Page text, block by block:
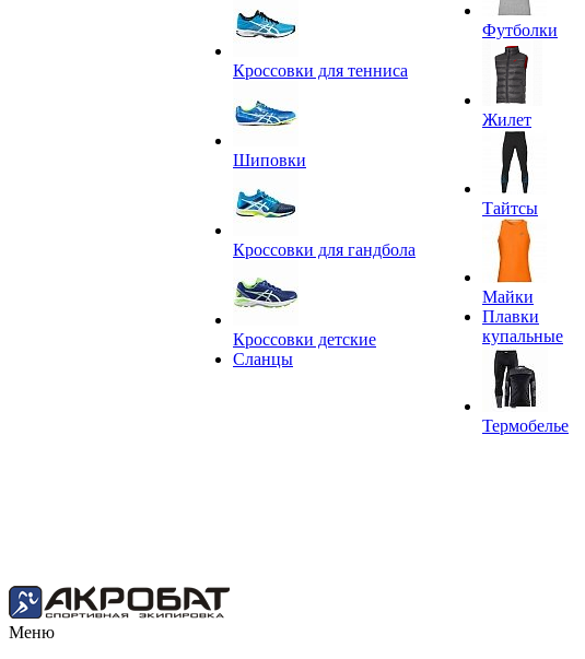
Кроссовки для тенниса
Шиповки
Кроссовки для гандбола
Кроссовки детские
Сланцы
Футболки
Жилет
Тайтсы
Майки
Плавки
купальные
Термобелье
Меню